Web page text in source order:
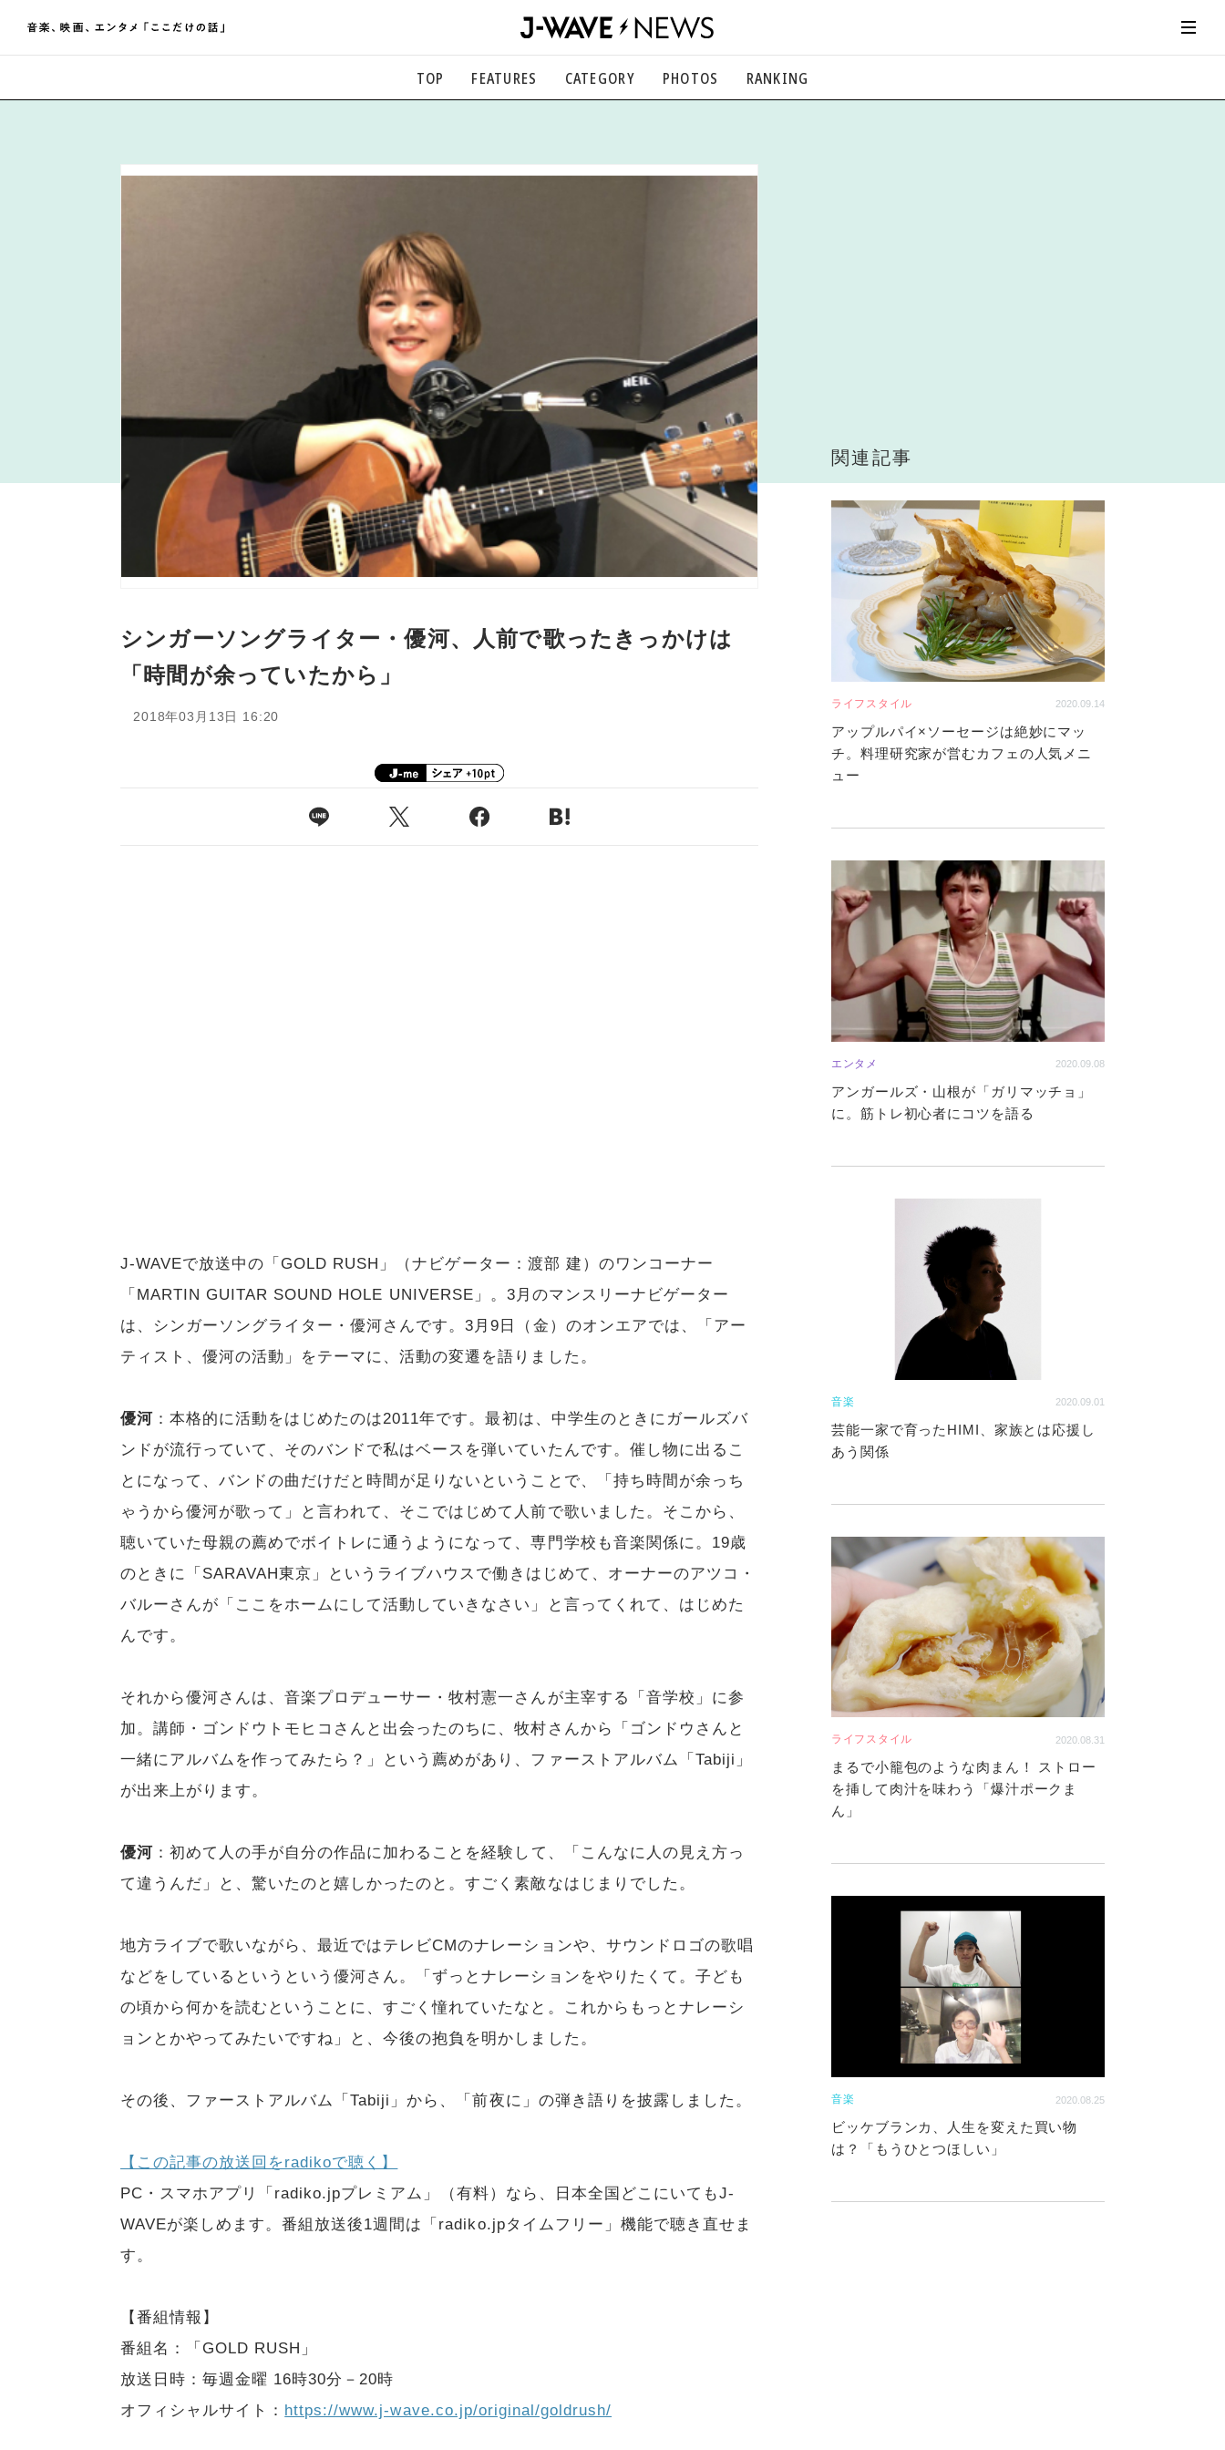
TOP FEATURES CATEGORY
映画、芸能、舞台、スポーツなど
PHOTOS RANKING
シンガーソングライター・優河、人前で歌ったきっかけは
「時間が余っていたから」
2018年03月13日 16:20
J-WAVEで放送中の「GOLD RUSH」（ナビゲーター：渡部 建）のワンコーナー
「MARTIN GUITAR SOUND HOLE UNIVERSE」。3月のマンスリーナビゲーター
は、シンガーソングライター・優河さんです。3月9日（金）のオンエアでは、「アー
ティスト、優河の活動」をテーマに、活動の変遷を語りました。
優河 ：本格的に活動をはじめたのは2011年です。最初は、中学生のときにガールズバ
ンドが流行っていて、そのバンドで私はベースを弾いていたんです。催し物に出るこ
とになって、バンドの曲だけだと時間が足りないということで、「持ち時間が余っち
ゃうから優河が歌って」と言われて、そこではじめて人前で歌いました。そこから、
聴いていた母親の薦めでボイトレに通うようになって、専門学校も音楽関係に。19歳
のときに「SARAVAH東京」というライブハウスで働きはじめて、オーナーのアツコ・
バルーさんが「ここをホームにして活動していきなさい」と言ってくれて、はじめた
んです。
それから優河さんは、音楽プロデューサー・牧村憲一さんが主宰する「音学校」に参
加。講師・ゴンドウトモヒコさんと出会ったのちに、牧村さんから「ゴンドウさんと
一緒にアルバムを作ってみたら？」という薦めがあり、ファーストアルバム「Tabiji」
が出来上がります。
優河 ：初めて人の手が自分の作品に加わることを経験して、「こんなに人の見え方っ
て違うんだ」と、驚いたのと嬉しかったのと。すごく素敵なはじまりでした。
地方ライブで歌いながら、最近ではテレビCMのナレーションや、サウンドロゴの歌唱
などをしているというという優河さん。「ずっとナレーションをやりたくて。子ども
の頃から何かを読むということに、すごく憧れていたなと。これからもっとナレーシ
ョンとかやってみたいですね」と、今後の抱負を明かしました。
その後、ファーストアルバム「Tabiji」から、「前夜に」の弾き語りを披露しました。
【この記事の放送回をradikoで聴く】
PC・スマホアプリ「radiko.jpプレミアム」（有料）なら、日本全国どこにいてもJ-
WAVEが楽しめます。番組放送後1週間は「radiko.jpタイムフリー」機能で聴き直せま
す。
【番組情報】
番組名：「GOLD RUSH」
放送日時：毎週金曜 16時30分－20時
オフィシャルサイト： https://www.j-wave.co.jp/original/goldrush/
関連記事
ライフスタイル 2020.09.14
アップルパイ×ソーセージは絶妙にマッ
チ。料理研究家が営むカフェの人気メニ
ュー
エンタメ 2020.09.08
アンガールズ・山根が「ガリマッチョ」
に。筋トレ初心者にコツを語る
音楽 2020.09.01
芸能一家で育ったHIMI、家族とは応援し
あう関係
ライフスタイル 2020.08.31
まるで小籠包のような肉まん！ ストロー
を挿して肉汁を味わう「爆汁ポークま
ん」
音楽 2020.08.25
ビッケブランカ、人生を変えた買い物
は？「もうひとつほしい」